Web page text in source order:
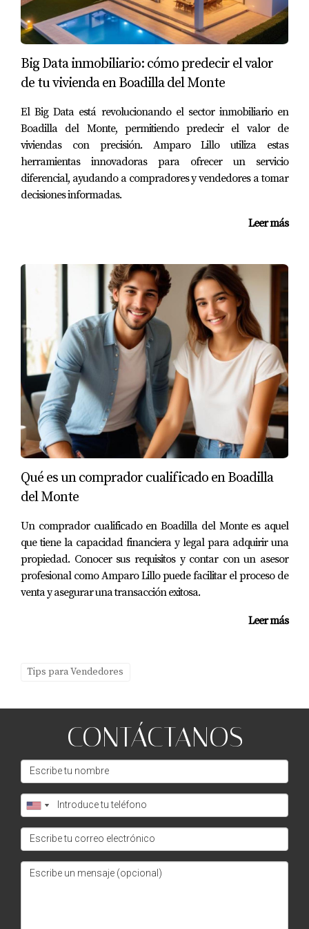
adicionales.
Caso de arras penitenciales:Un comprador firma un
contrato de arras penitenciales y, tras un cambio de
planes, decide no seguir adelante. Aunque pierde el
importe de las arras, no se enfrenta a más
consecuencias legales.
arras puede alegar que hubo un malentendido sobre
las condiciones. Si se demuestra que el vendedor no
cumplió con las obligaciones acordadas, el
comprador podría tener derecho a recuperar las
arras y no enfrentarse a otras reclamaciones.
fundamental para evitar sorpresas indeseadas en el
REFLEXIÓN FINAL
El proceso de compra de una propiedad es emocionante,
pero puede estar cargado de incertidumbres y riesgos.
Comprender qué implica la firma de las arras y las
consecuencias de un retracto puede no solo proteger los
intereses del comprador, sino también facilitar un proceso
más fluido. Tomar decisiones informadas, mantener una
comunicación clara con el vendedor y tener en cuenta las
implicaciones legales puede hacer la diferencia en esta
experiencia tan significativa. Recuerde que cada situación
es única y buscar asesoría legal puede ser un paso clave
para evitar complicaciones.
PREGUNTAS FRECUENTES
¿Qué sucede si el comprador no paga las
vendedor también podría exigir daños por incumplimiento
¿Las arras son obligatorias en una compra de
inmueble?
No son obligatorias, pero son altamente recomendadas,
ya que ayudan a formalizar el compromiso de las partes y
ofrecen seguridad durante el proceso de compra.
¿Se puede recuperar el dinero de las arras si el
vendedor no cumple?
Si el vendedor incumple con los términos acordados, el
Big Data inmobiliario: cómo predecir el valor
de tu vivienda en Boadilla del Monte
El Big Data está revolucionando el sector inmobiliario en
Boadilla del Monte, permitiendo predecir el valor de
viviendas con precisión. Amparo Lillo utiliza estas
herramientas innovadoras para ofrecer un servicio
diferencial, ayudando a compradores y vendedores a tomar
decisiones informadas.
Leer más
Qué es un comprador cualificado en Boadilla
del Monte
Un comprador cualificado en Boadilla del Monte es aquel
que tiene la capacidad financiera y legal para adquirir una
propiedad. Conocer sus requisitos y contar con un asesor
profesional como Amparo Lillo puede facilitar el proceso de
venta y asegurar una transacción exitosa.
Leer más
Tips para Vendedores
CONTÁCTANOS